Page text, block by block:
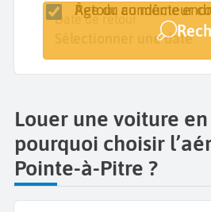
Lieu de retrait
Guadeloupe Maryse
Date de retrait
Sélectionner une date
Date de retour
Sélectionner une date
Retour au même
Âge du conducteur
Louer une voiture
pourquoi choisir
Pointe-à-Pitre ?